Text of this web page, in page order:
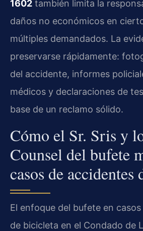
1602 también limita la
daños no económicos en
múltiples demandados. La
preservarse rápidamente:
del accidente, informes
médicos y declaraciones de
base de un reclamo sólido.
Cómo el Sr. Sris y
Counsel del bufete
casos de
El enfoque del bufete en
de bicicleta en el Condado de